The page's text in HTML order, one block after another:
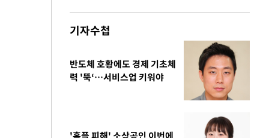
기자수첩
반도체 호황에도 경제 기초체
력 '뚝‘…서비스업 키워야